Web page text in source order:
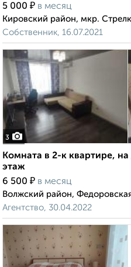
5 000 ₽ в месяц
Кировский район, мкр.
Собственник, 16.07.2021
3
Комната в 2-к квартире,
этаж
6 500 ₽ в месяц
Волжский район,
Агентство, 30.04.2022